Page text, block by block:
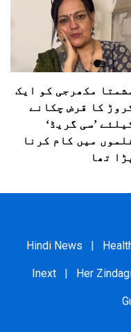
مکھرجی کو ایک
کا قرض چکانے
’سی گریڈ‘
میں کام کرنا
پڑا تھا
Hindi News |
Inext | Her